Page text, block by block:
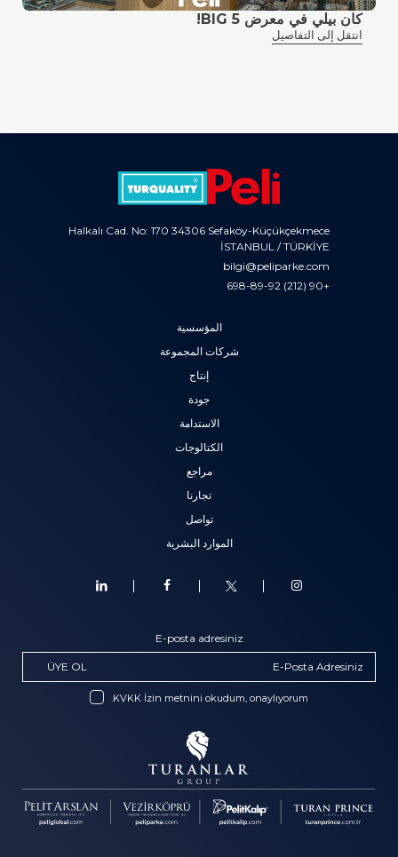
كان بيلي في معرض BIG 5!
انتقل إلى التفاصيل
Halkalı Cad. No: 170 34306 Sefaköy-Küçükçekmece
İSTANBUL / TÜRKİYE
bilgi@peliparke.com
+90 (212) 698-89-92
المؤسسية
شركات المجموعة
إنتاج
جودة
الاستدامة
الكتالوجات
مراجع
تجارنا
تواصل
الموارد البشرية
E-posta adresiniz
ÜYE OL
KVKK İzin metnini okudum, onaylıyorum.